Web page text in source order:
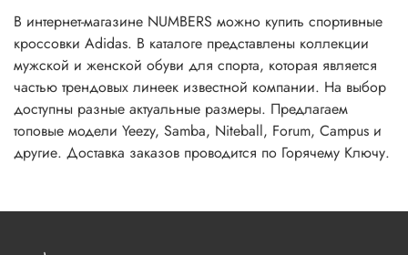
В интернет-магазине NUMBERS можно купить спортивные
кроссовки Adidas. В каталоге представлены коллекции
мужской и женской обуви для спорта, которая является
частью трендовых линеек известной компании. На выбор
доступны разные актуальные размеры. Предлагаем
топовые модели Yeezy, Samba, Niteball, Forum, Campus и
другие. Доставка заказов проводится по Горячему Ключу.